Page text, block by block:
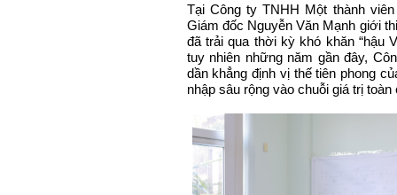
Tại Công ty TNHH Một thành
Giám đốc Nguyễn Văn Mạnh giới
đã trải qua thời kỳ khó khăn “hậu
tuy nhiên những năm gần đây,
dần khẳng định vị thế tiên phong
nhập sâu rộng vào chuỗi giá trị